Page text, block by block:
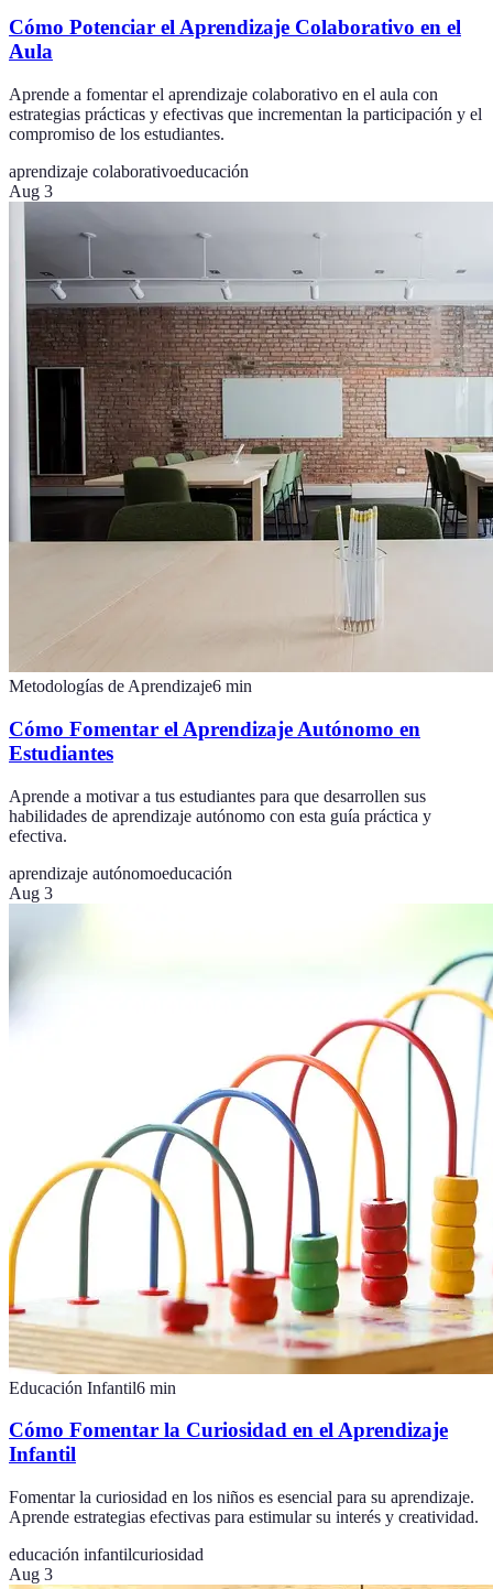
Cómo Potenciar el Aprendizaje Colaborativo en el
Aula
Aprende a fomentar el aprendizaje colaborativo en el aula con
estrategias prácticas y efectivas que incrementan la participación y el
compromiso de los estudiantes.
aprendizaje colaborativoeducación
Aug 3
Metodologías de Aprendizaje6 min
Cómo Fomentar el Aprendizaje Autónomo en
Estudiantes
Aprende a motivar a tus estudiantes para que desarrollen sus
habilidades de aprendizaje autónomo con esta guía práctica y
efectiva.
aprendizaje autónomoeducación
Aug 3
Educación Infantil6 min
Cómo Fomentar la Curiosidad en el Aprendizaje
Infantil
Fomentar la curiosidad en los niños es esencial para su aprendizaje.
Aprende estrategias efectivas para estimular su interés y creatividad.
educación infantilcuriosidad
Aug 3